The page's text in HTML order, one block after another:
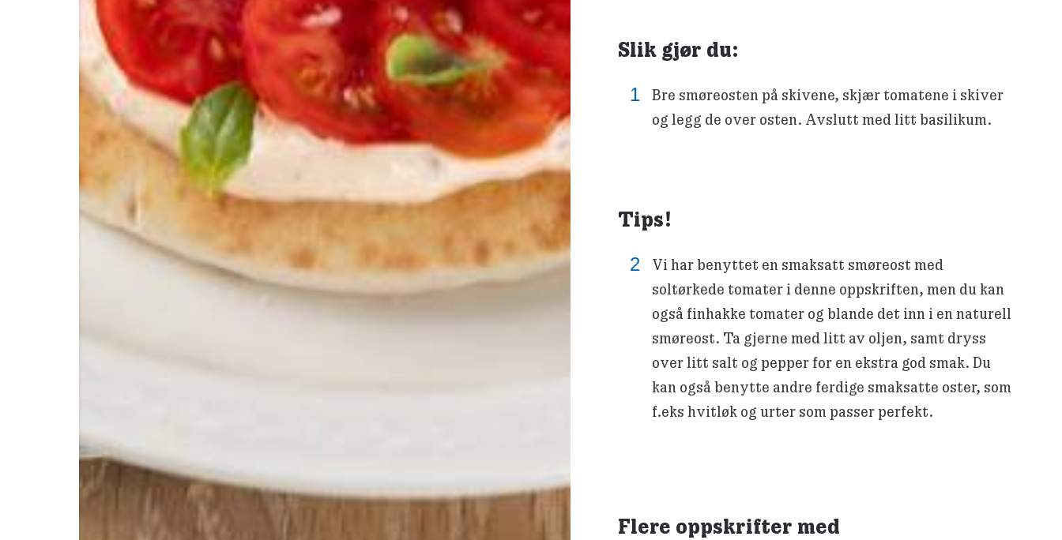
Slik gjør du:
Bre smøreosten på skivene, skjær tomatene i skiver
og legg de over osten. Avslutt med litt basilikum.
Tips!
Vi har benyttet en smaksatt smøreost med
soltørkede tomater i denne oppskriften, men du kan
også finhakke tomater og blande det inn i en naturell
smøreost. Ta gjerne med litt av oljen, samt dryss
over litt salt og pepper for en ekstra god smak. Du
kan også benytte andre ferdige smaksatte oster, som
f.eks hvitløk og urter som passer perfekt.
Flere oppskrifter med